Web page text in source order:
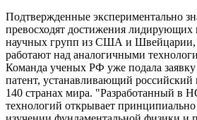
Подтвержденные экспериментально
превосходят достижения лидирующих
научных групп из США и Швейцарии,
работают над аналогичными
Команда ученых РФ уже подала
патент, устанавливающий российский
140 странах мира. "Разработанный
технологий открывает